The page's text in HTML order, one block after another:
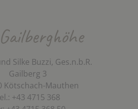
Silke Buzzi, Ges.n.b.R.
Gailberg 3
Kötschach-Mauthen
+43 4715 368